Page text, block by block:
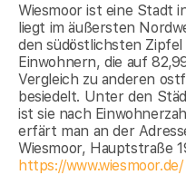
Wiesmoor ist eine Stadt
liegt im äußersten
den südöstlichsten Zipfel
Einwohnern, die auf
Vergleich zu anderen
besiedelt. Unter den
ist sie nach
erfärt man an der
Wiesmoor, Hauptstraße
https://www.wiesmoor.de/